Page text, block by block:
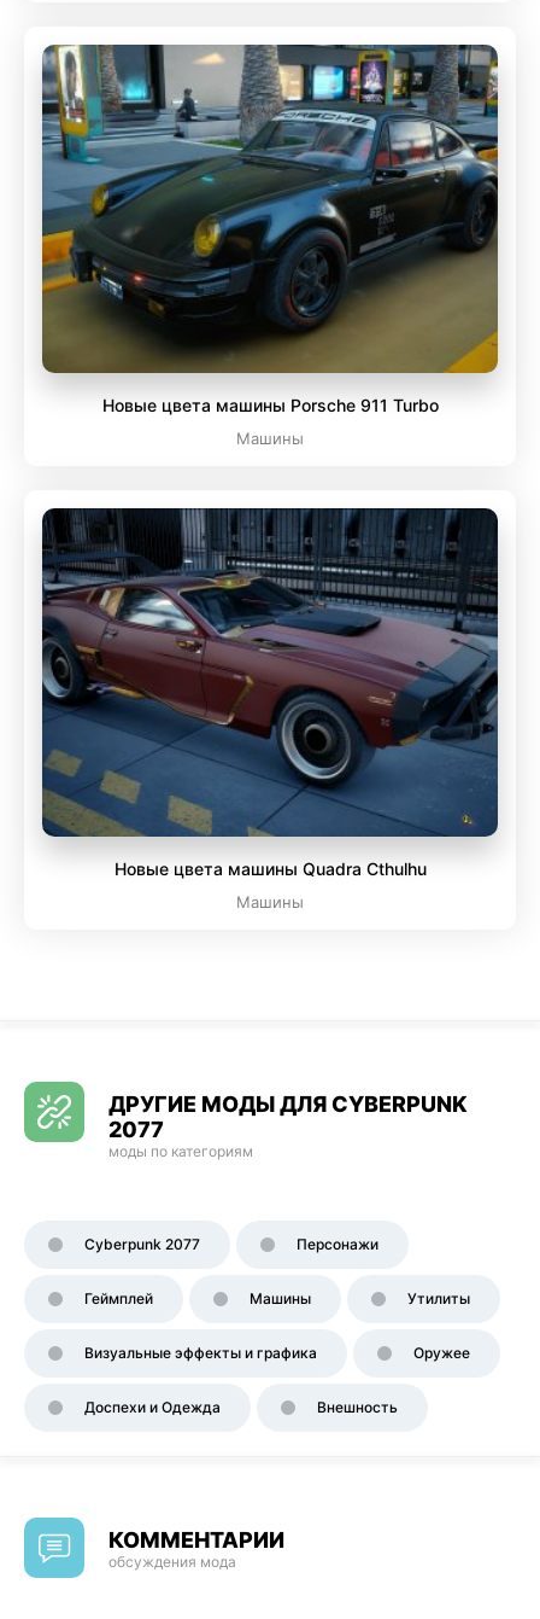
Новые цвета машины Porsche 911 Turbo
Машины
Новые цвета машины Quadra Cthulhu
Машины
ДРУГИЕ МОДЫ ДЛЯ CYBERPUNK
2077
моды по категориям
Cyberpunk 2077 Персонажи
Геймплей Машины Утилиты
Визуальные эффекты и графика Оружее
Доспехи и Одежда Внешность
КОММЕНТАРИИ
обсуждения мода